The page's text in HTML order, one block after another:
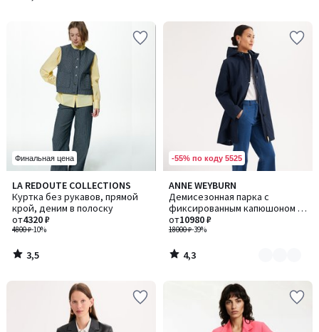
Финальная цена
LA REDOUTE COLLECTIONS
Куртка без рукавов, прямой
крой, деним в полоску
4800 ₽-10%
от4320 ₽
3,5
/ 5
3,5
/
-55% по коду 5525
ANNE WEYBURN
Демисезонная парка с
фиксированным капюшоном и
застежкой на молнию
18000 ₽-39%
от10980 ₽
4,3
/ 5
Количество
цветов:
2
4,3
/